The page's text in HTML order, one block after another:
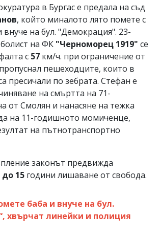
в Бургас е предала на съд
, който миналото лято помете с
внуче на бул. "Демокрация". 23-
на ФК "Черноморец 1919" се
с 57 км/ч. при ограничение от
пропуснал пешеходците, които в
пресичали по зебрата. Стефан е
на смъртта на 71-
от Смолян и нанасяне на тежка
на 11-годишното момиченце,
на пътнотранспортно
законът предвижда
до 15 години лишаване от свобода.
баба и внуче на бул.
хвърчат линейки и полиция